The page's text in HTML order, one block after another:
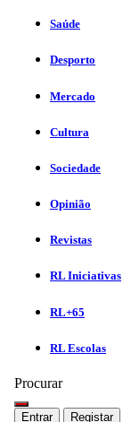
Saúde
Desporto
Mercado
Cultura
Sociedade
Opinião
Revistas
RL Iniciativas
RL+65
RL Escolas
Procurar
Entrar Registar